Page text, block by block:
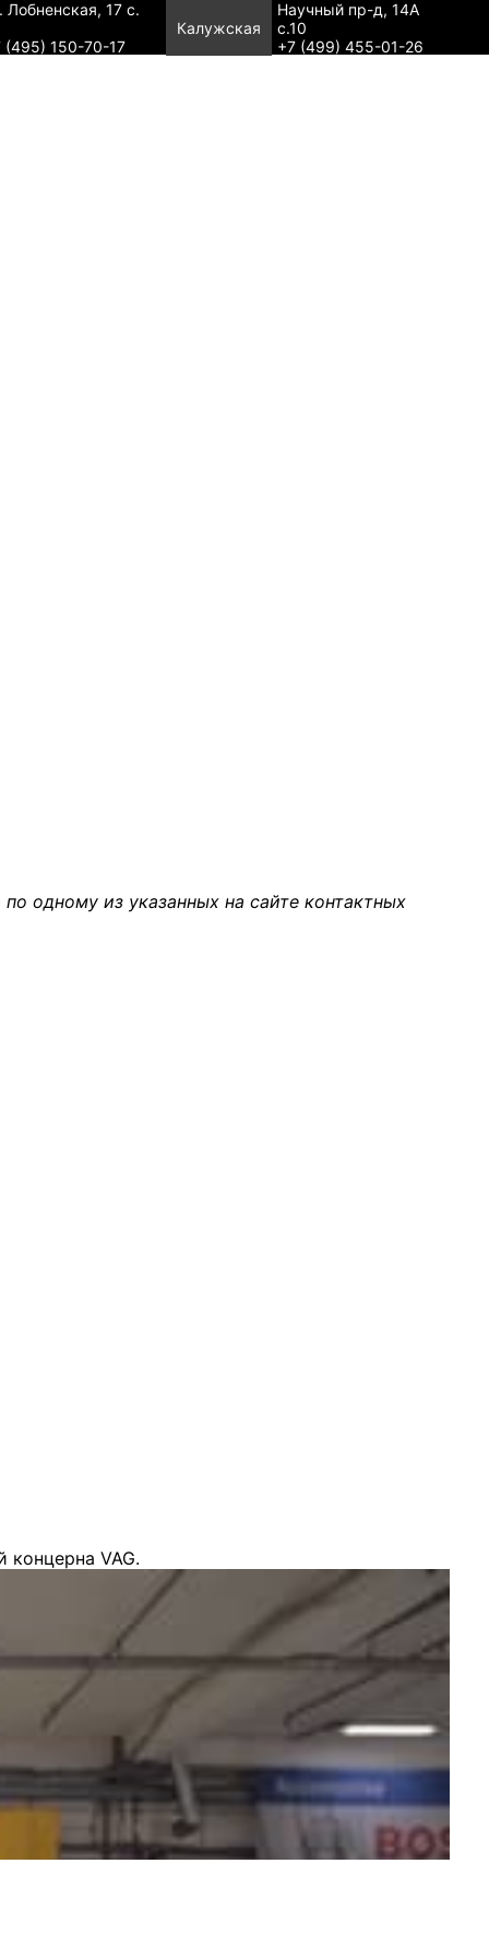
Лобненская, 17 с.
(495) 150-70-17
Калужская
Научный пр-д, 14А
с.10
+7 (499) 455-01-26
одному из указанных на сайте контактных
VAG.